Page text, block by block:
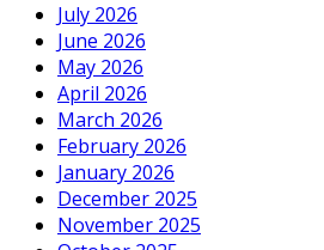
July 2026
June 2026
May 2026
April 2026
March 2026
February 2026
January 2026
December 2025
November 2025